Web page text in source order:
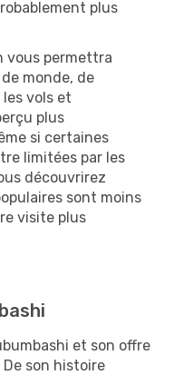
plus
vous permettra
monde, de
vols et
plus
si certaines
limitées par les
découvrirez
sont moins
visite plus
et son offre
son histoire